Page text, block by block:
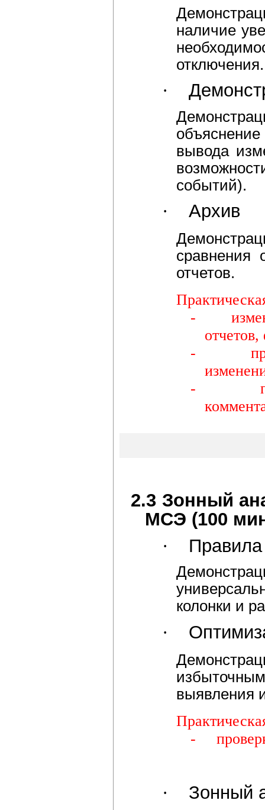
наличие
·
вывода
событий).
· Архив
сравнения
отчетов.
-
-
-
2.3 Зонный
МСЭ (100
·
колонки и
·
выявления
-
· Зонный